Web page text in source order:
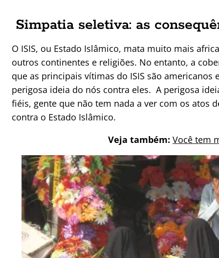
Simpatia seletiva: as
O ISIS, ou Estado Islâmico, mata muito mais
outros continentes e religiões. No entanto, a
que as principais vítimas do ISIS são
perigosa ideia do nós contra eles. A perigosa
fiéis, gente que não tem nada a ver com os atos
contra o Estado Islâmico.
Veja também: Você tem